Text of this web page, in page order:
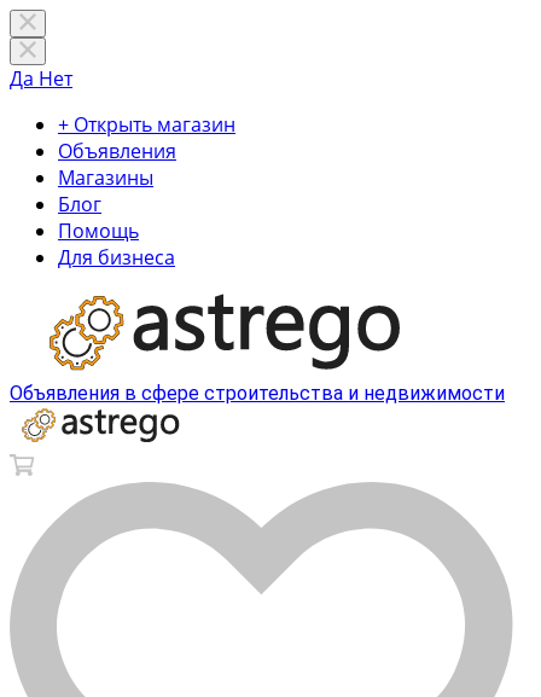
Да Нет
+ Открыть магазин
Объявления
Магазины
Блог
Помощь
Для бизнеса
Объявления в сфере строительства и недвижимости